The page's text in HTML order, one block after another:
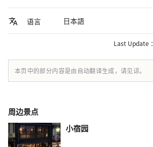
语言 日本語
Last Update ：
本页中的部分内容是由自动翻译生成，请见谅。
周边景点
小宿园